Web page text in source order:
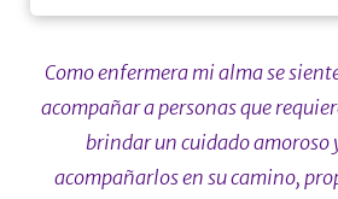
Como enfermera mi alma se
acompañar a personas que
brindar un cuidado amoroso
acompañarlos en su camino,